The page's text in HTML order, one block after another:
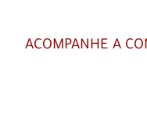
ACOMPANHE A